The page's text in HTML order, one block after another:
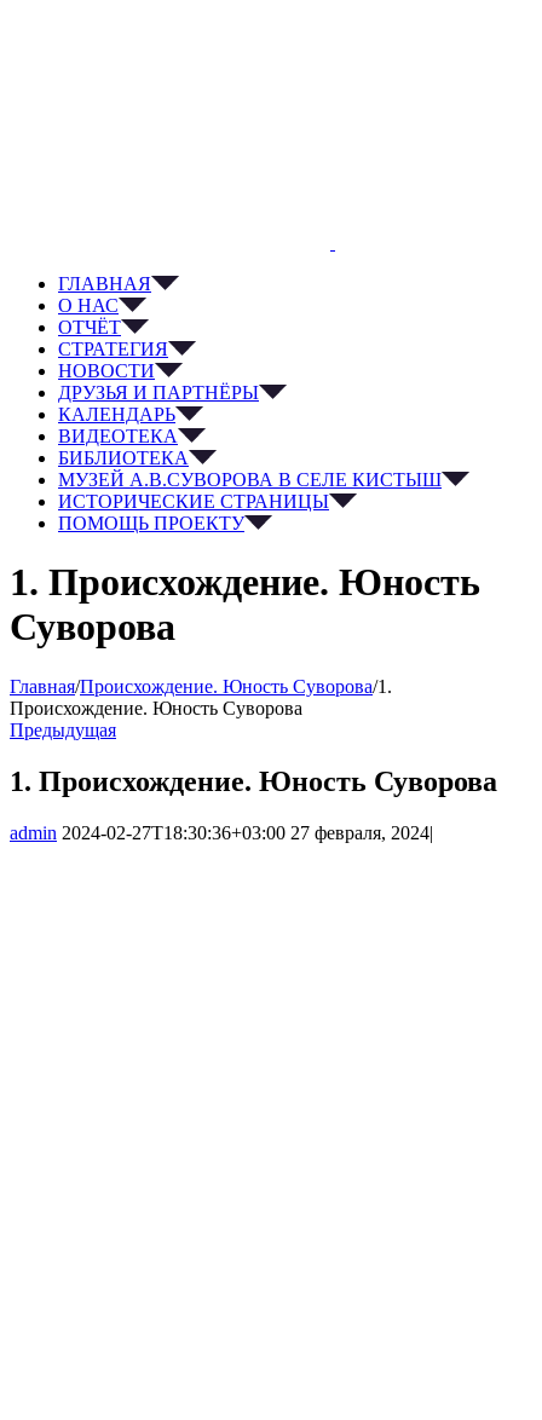
ГЛАВНАЯ
О НАС
ОТЧЁТ
СТРАТЕГИЯ
НОВОСТИ
ДРУЗЬЯ И ПАРТНЁРЫ
КАЛЕНДАРЬ
ВИДЕОТЕКА
БИБЛИОТЕКА
МУЗЕЙ А.В.СУВОРОВА В СЕЛЕ КИСТЫШ
ИСТОРИЧЕСКИЕ СТРАНИЦЫ
ПОМОЩЬ ПРОЕКТУ
1. Происхождение. Юность
Суворова
Главная/Происхождение. Юность Суворова/1.
Происхождение. Юность Суворова
Предыдущая
1. Происхождение. Юность Суворова
admin 2024-02-27T18:30:36+03:00 27 февраля, 2024|